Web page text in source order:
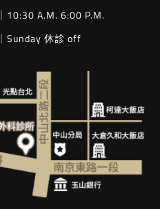
｜10:30 A.M. 6:00 P.M.
｜Sunday 休診 off